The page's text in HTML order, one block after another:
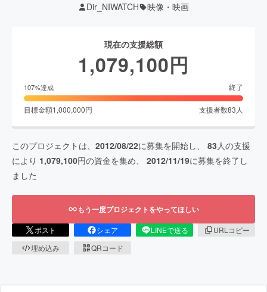
Dir_NIWATCH 映像・映画
現在の支援総額
1,079,100円
107%達成 終了
目標金額1,000,000円 支援者数83 人
このプロジェクトは、 2012/08/22に募集を開始し、 83人の支援
により 1,079,100円の資金を集め、 2012/11/19に募集を終了し
ました
もう一度プロジェクトをやってほしい
ポスト シェア LINEで送る
URLコピー
埋め込み
QRコード